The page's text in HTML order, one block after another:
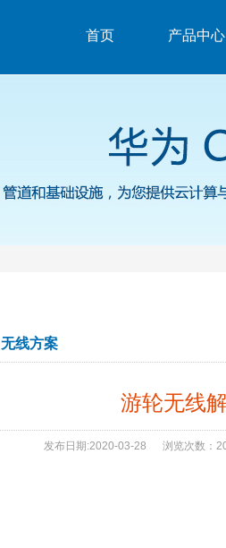
首页 产品中心
无线方案
游轮无线
发布日期:2020-03-28 浏览次数：